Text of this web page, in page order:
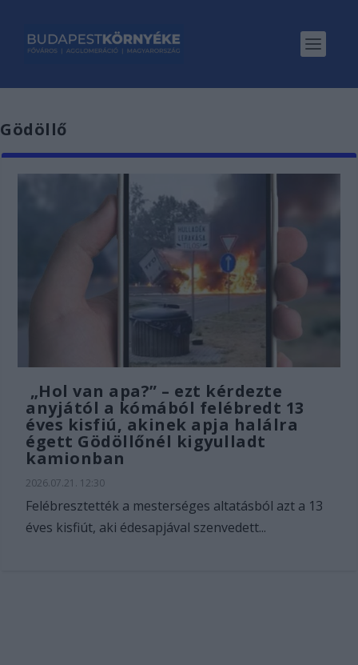
Gödöllő
„Hol van apa?” – ezt kérdezte
anyjától a kómából felébredt 13
éves kisfiú, akinek apja halálra
égett Gödöllőnél kigyulladt
kamionban
2026.07.21. 12:30
Felébresztették a mesterséges altatásból azt a 13
éves kisfiút, aki édesapjával szenvedett...